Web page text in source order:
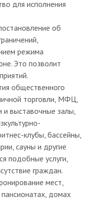
для исполнения
об
режима
Это позволит
общественного
торговли, МФЦ,
выставочные залы,
клубы, бассейны,
сауны и другие
подобные услуги,
граждан.
мест,
домах